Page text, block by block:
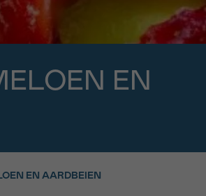
EN
EN AARDBEIEN
15 802
13h-